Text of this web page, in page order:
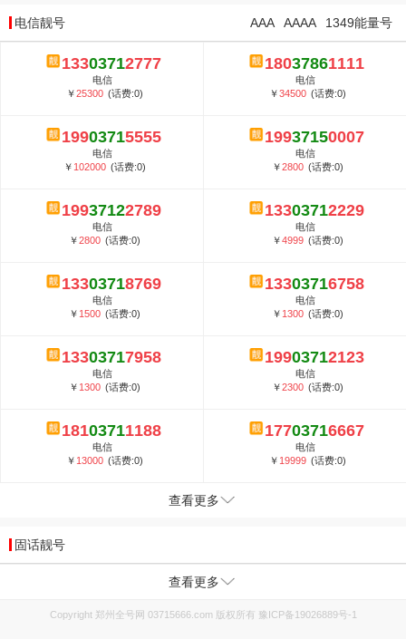
电信靓号 1349能量号
AAAA
AAA
13303712777
电信
￥25300 (话费:0)
18037861111
电信
￥34500 (话费:0)
19903715555
电信
￥ 102000 (话费:0)
19937150007
电信
￥2800 (话费:0)
19937122789
电信
￥2800 (话费:0)
13303712229
电信
￥4999 (话费:0)
13303718769
电信
￥ 1500 (话费:0)
13303716758
电信
￥ 1300 (话费:0)
13303717958
电信
￥ 1300 (话费:0)
19903712123
电信
￥2300 (话费:0)
18103711188
电信
￥ 13000 (话费:0)
17703716667
电信
￥ 19999 (话费:0)
查看更多
固话靓号
查看更多
Copyright 郑州全号网 03715666.com 版权所有 豫ICP备19026889号-1